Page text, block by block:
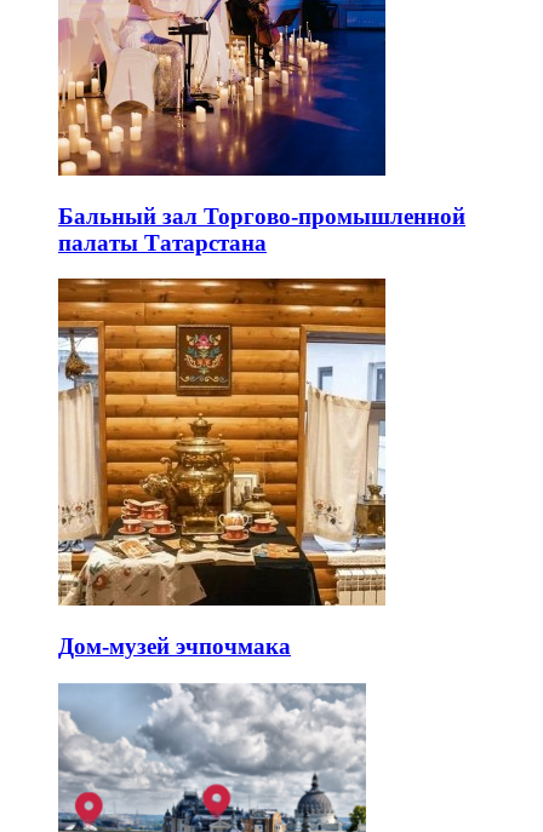
Бальный зал Торгово-промышленной
палаты Татарстана
Дом-музей эчпочмака